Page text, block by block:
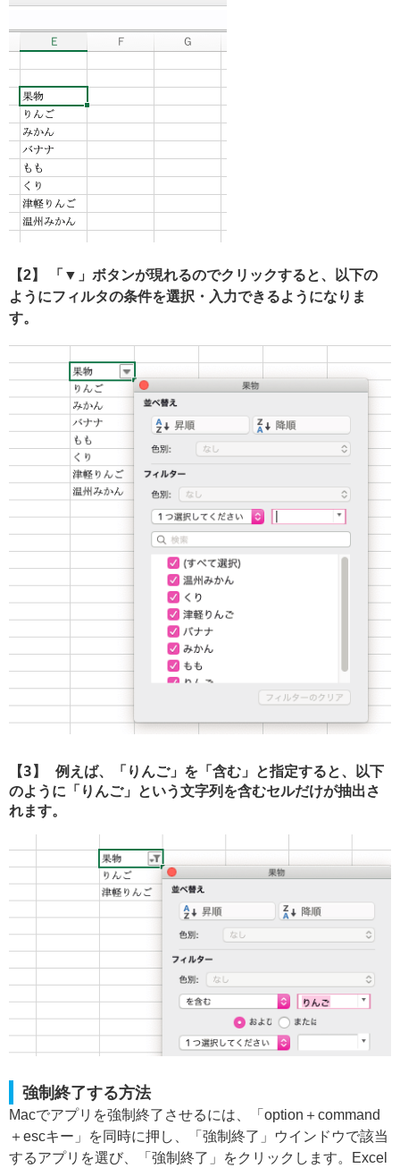
【2】 「▼」ボタンが現れるのでクリックすると、以下の
ようにフィルタの条件を選択・入力できるようになりま
す。
【3】 例えば、「りんご」を「含む」と指定すると、以下
のように「りんご」という文字列を含むセルだけが抽出さ
れます。
強制終了する方法
Macでアプリを強制終了させるには、「option＋command
＋escキー」を同時に押し、「強制終了」ウインドウで該当
するアプリを選び、「強制終了」をクリックします。Excel